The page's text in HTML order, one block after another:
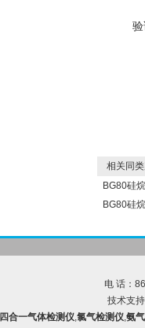
验
相关同类
BG80硅
BG80硅
电 话：
技术支持
四合一气体检测仪,氯气检测仪,氨